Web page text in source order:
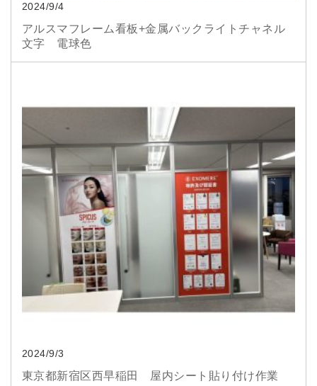
2024/9/4
アルスマフレーム看板+金属バックライトチャネル
文字 電球色
2024/9/3
東京都新宿区西早稲田 屋内シート貼り付け作業